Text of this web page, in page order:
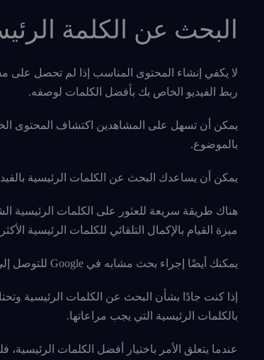
البحث عن الكلمة
لا يكفي إنشاء المحتوى المناسب إذا لم تحصل على
ربط الفيديو الخاص بك بأفضل الكلمات لوصفه.
يمكن أن تسهل على المشاهدين اكتشاف المحتوى
بالموضوع.
يمكن أن يساعدك البحث عن الكلمات الرئيسية
ميزة القيام بالإكمال التلقائي للكلمات الرئيسية
يمكنك أيضًا إجراء بحث مشابه في Google للتوصل إلى مزيد من الاقتراحات لأفضل الكلمات الرئيسية.
إذا كنت جادًا بشأن البحث عن الكلمات الرئيسية
بالكلمات الرئيسية التي يجب مراعاتها.
عندما يتعلق الأمر باختيار أفضل الكلمات